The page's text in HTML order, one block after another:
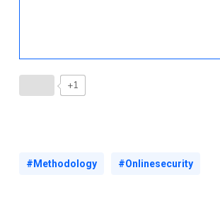
+1
#Methodology #Onlinesecurity